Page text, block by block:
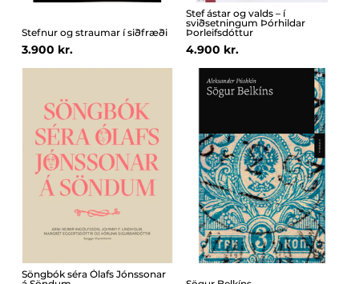
Stefnur og straumar í siðfræði
3.900 kr.
Stef ástar og valds – í
sviðsetningum Þórhildar
Þorleifsdóttur
4.900 kr.
Söngbók séra Ólafs Jónssonar